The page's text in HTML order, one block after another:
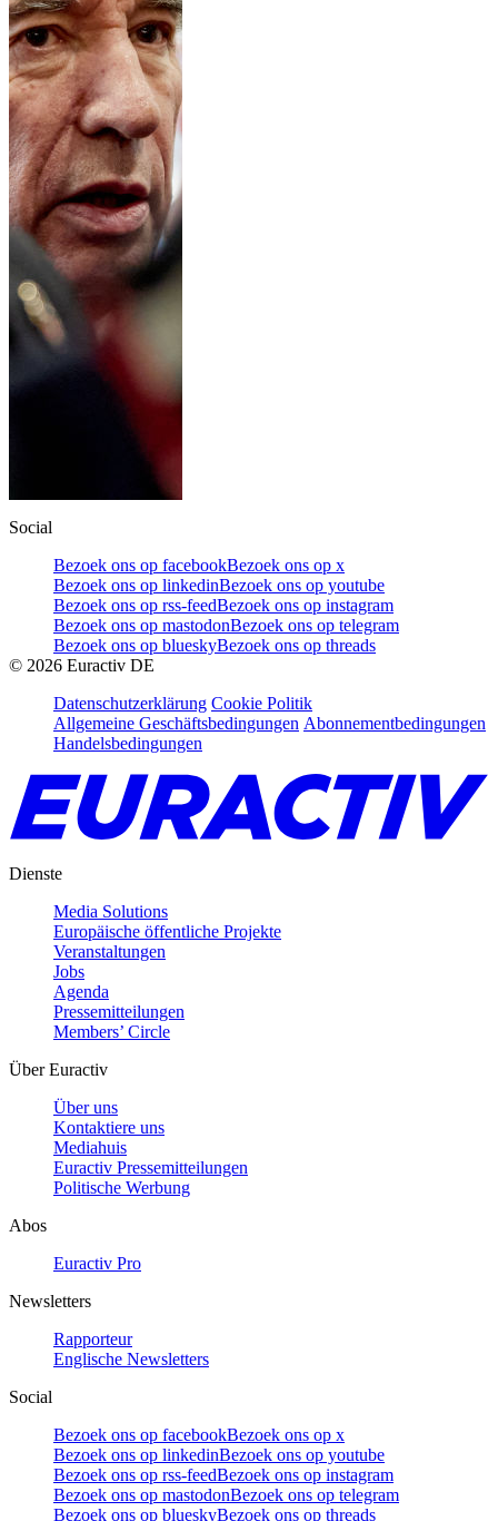
Social
Bezoek ons op facebookBezoek ons op x
Bezoek ons op linkedinBezoek ons op youtube
Bezoek ons op rss-feedBezoek ons op instagram
Bezoek ons op mastodonBezoek ons op telegram
Bezoek ons op blueskyBezoek ons op threads
© 2026 Euractiv DE
Datenschutzerklärung Cookie Politik
Allgemeine Geschäftsbedingungen Abonnementbedingungen
Handelsbedingungen
Dienste
Media Solutions
Europäische öffentliche Projekte
Veranstaltungen
Jobs
Agenda
Pressemitteilungen
Members’ Circle
Über Euractiv
Über uns
Kontaktiere uns
Mediahuis
Euractiv Pressemitteilungen
Politische Werbung
Abos
Euractiv Pro
Newsletters
Rapporteur
Englische Newsletters
Social
Bezoek ons op facebookBezoek ons op x
Bezoek ons op linkedinBezoek ons op youtube
Bezoek ons op rss-feedBezoek ons op instagram
Bezoek ons op mastodonBezoek ons op telegram
Bezoek ons op blueskyBezoek ons op threads